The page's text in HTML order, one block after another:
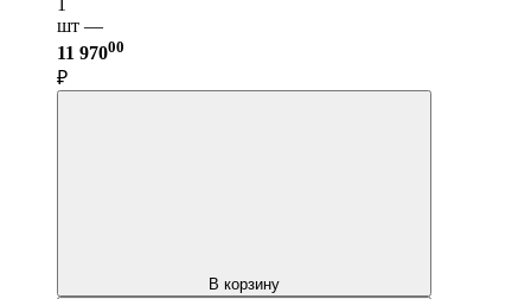
1
шт —
11 97000
₽
В корзину